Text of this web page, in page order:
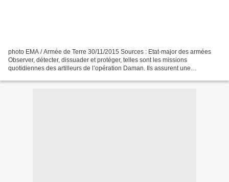
photo EMA / Armée de Terre 30/11/2015 Sources : Etat-major des armées
Observer, détecter, dissuader et protéger, telles sont les missions
quotidiennes des artilleurs de l’opération Daman. Ils assurent une